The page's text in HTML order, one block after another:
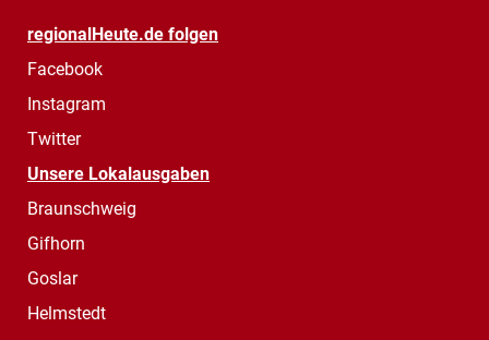
regionalHeute.de folgen
Facebook
Instagram
Twitter
Unsere Lokalausgaben
Braunschweig
Gifhorn
Goslar
Helmstedt